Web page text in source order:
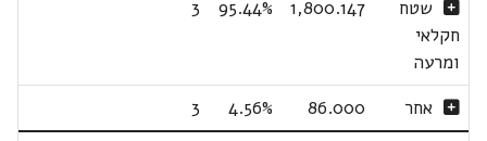
שטח
חקלאי
ומרעה
1,800.147
95.44%
3
אחר 86.000
4.56%
3